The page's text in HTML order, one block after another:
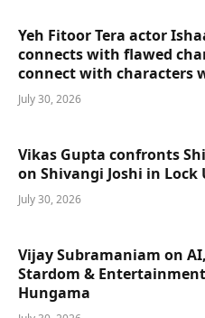
Yeh Fitoor Tera actor
connects with flawed
connect with characters
July 30, 2026
Vikas Gupta confronts
on Shivangi Joshi in Lock
July 30, 2026
Vijay Subramaniam on
Stardom &
Hungama